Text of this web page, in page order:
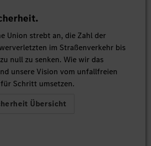
Union strebt an, die Zahl der
im Straßenverkehr bis
null zu senken. Wie wir das
unsere Vision vom unfallfreien
Schritt umsetzen.
Übersicht